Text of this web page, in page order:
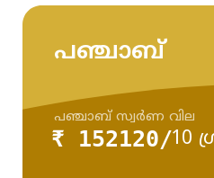
പഞ്ചാബ്
₹ 152120/10
പഞ്ചാബ് സ്വർണ വില